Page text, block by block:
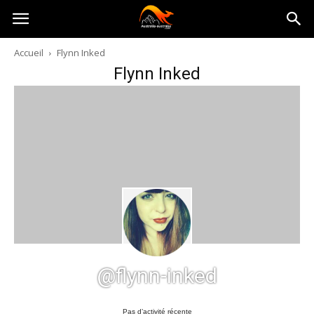
Australia-
australie.com
Accueil Flynn Inked
Flynn Inked
@flynn-inked
Pas d’activité récente